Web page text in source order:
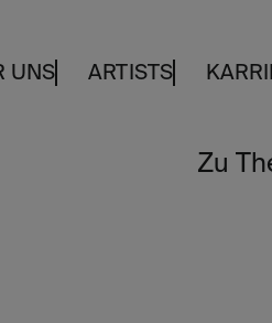
UNS ARTISTS
Zu